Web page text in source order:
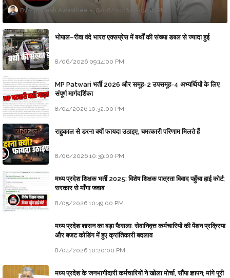
Updesh Awasthee 8/06/2026 10:09:00 PM
भोपाल–रीवा वंदे भारत एक्सप्रेस में बर्थों की संख्या डबल से ज्यादा हुई
8/06/2026 09:14:00 PM
MP Patwari भर्ती 2026 और समूह-2 उपसमूह-4 अभ्यर्थियों के लिए
संपूर्ण मार्गदर्शिका
8/04/2026 10:32:00 PM
राहुकाल से डरना क्यों फायदा उठाइए, चमत्कारी परिणाम मिलते हैं
8/06/2026 10:39:00 PM
मध्य प्रदेश शिक्षक भर्ती 2025: विशेष शिक्षक पात्रता विवाद पहुँचा हाई कोर्ट;
सरकार से माँगा जवाब
8/05/2026 10:49:00 PM
मध्य प्रदेश शासन का बड़ा फैसला: सेवानिवृत्त कर्मचारियों की पेंशन प्रक्रिया
और बजट कोडिंग में हुए क्रांतिकारी बदलाव
8/04/2026 10:20:00 PM
मध्य प्रदेश के जनभागीदारी कर्मचारियों ने खोला मोर्चा, सौंपा ज्ञापन; मांगे पूरी